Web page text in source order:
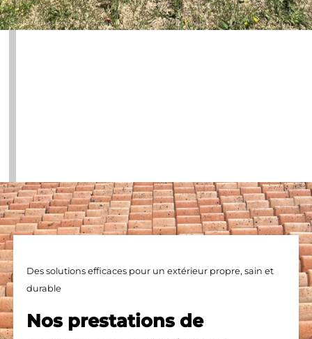
Des solutions efficaces pour un extérieur propre, sain et
durable
Nos prestations de